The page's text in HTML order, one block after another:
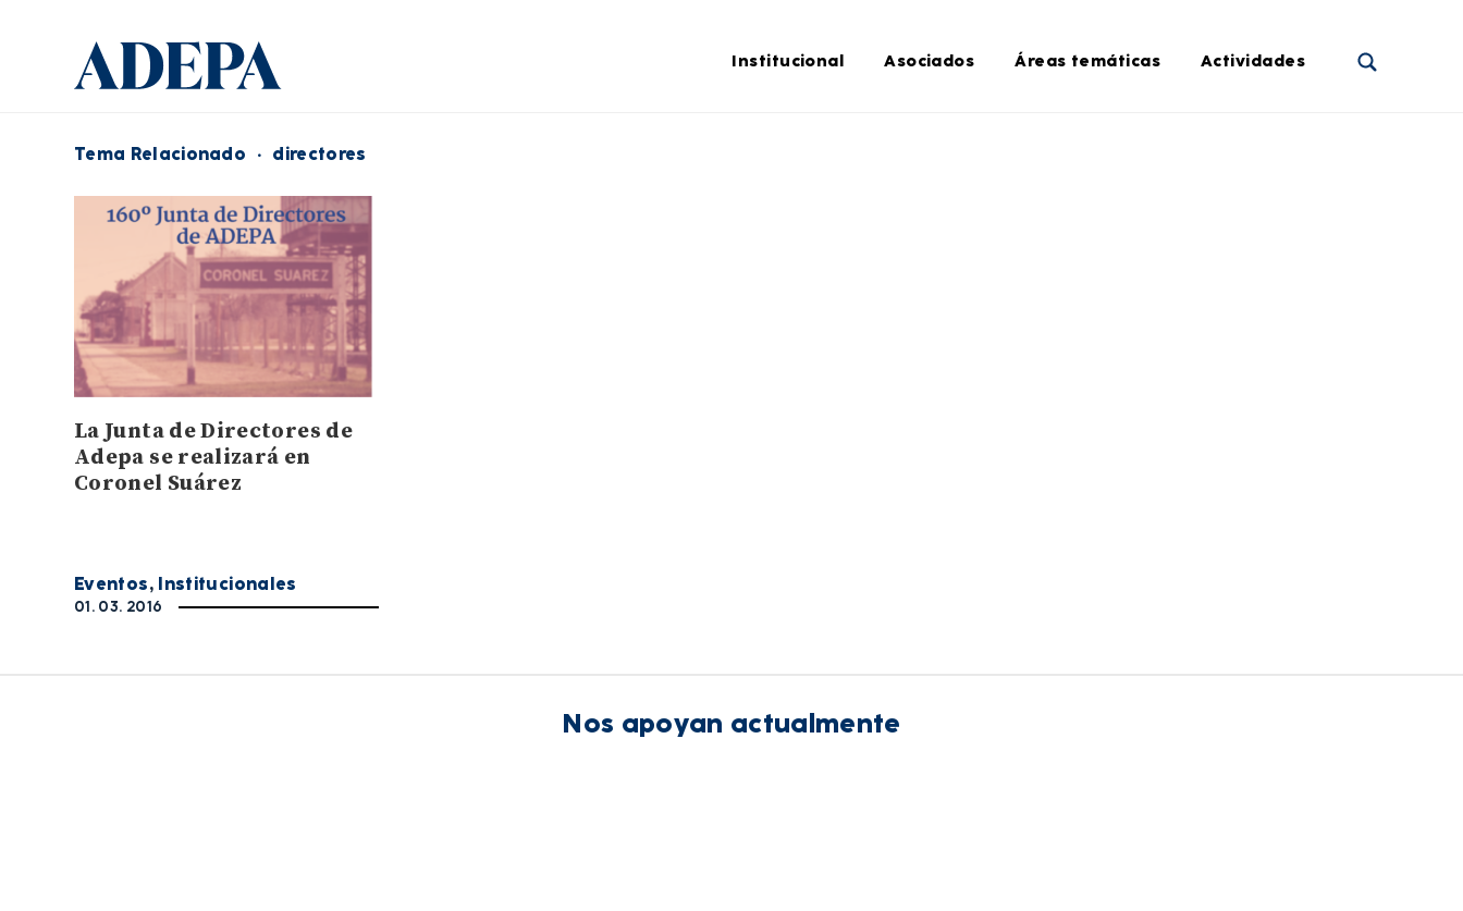
Institucional Asociados Áreas temáticas Actividades
Tema Relacionado · directores
La Junta de Directores de
Adepa se realizará en
Coronel Suárez
Eventos, Institucionales
01. 03. 2016
Nos apoyan actualmente